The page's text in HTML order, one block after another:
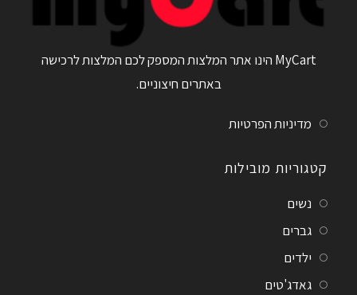
MyCart הינו אתר המלצות המספק לכם המלצות לרכישה
באתרים חיצוניים.
מדיניות הפרטיות
קטגוריות מובילות
נשים
גברים
ילדים
גאדג'טים